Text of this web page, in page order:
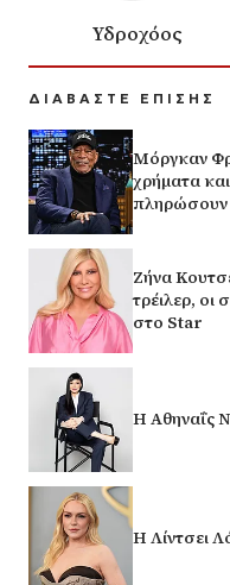
Υδροχόος
ΔΙΑΒΑΣΤΕ ΕΠΙΣΗΣ
Μόργκαν
χρήματα και
Ζήνα
τρέιλερ, οι
στο Star
Η Αθηναΐς
Η Λίντσει